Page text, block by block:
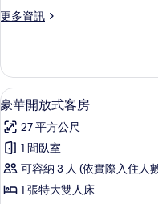
的
有
相
片
更多資訊
更
單
人
房
詳
情
顯
示
豪
華
開
5
豪華開放式客房
27 平方公尺
1 間臥室
可容納 3 人 (依實際入住人
1 張特大雙人床